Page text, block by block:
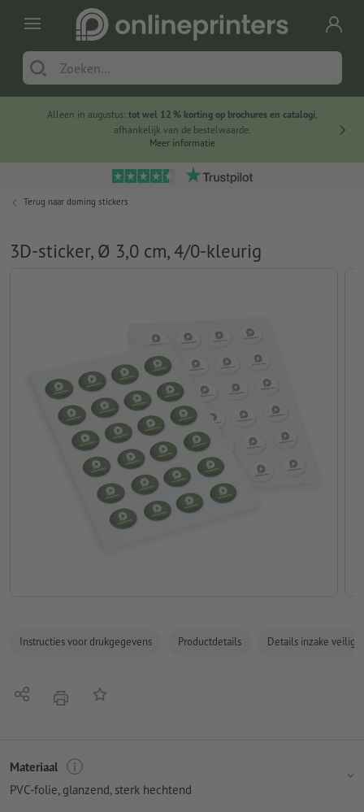
Alleen in augustus: tot wel 12 % korting op brochures en catalogi,
afhankelijk van de bestelwaarde.
Meer informatie
Terug naar doming stickers
3D-sticker, Ø 3,0 cm, 4/0-kleurig
Instructies voor drukgegevens Productdetails Details inzake
Delen afdrukkenOp de lijst
Materiaal
PVC-folie, glanzend, sterk hechtend